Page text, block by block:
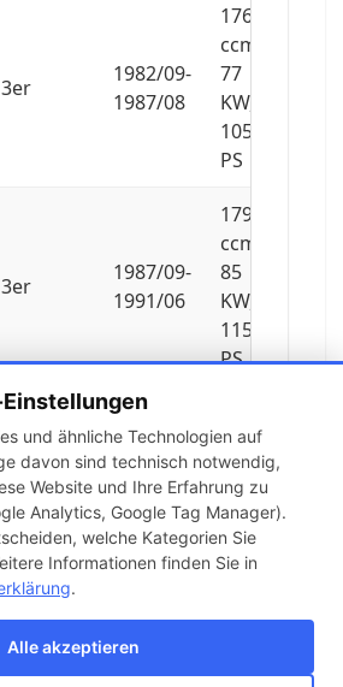
und ähnliche Technologien auf
davon sind technisch notwendig,
Website und Ihre Erfahrung zu
Analytics, Google Tag Manager).
welche Kategorien Sie
Informationen finden Sie in
.
Alle akzeptieren
3er
1982/09-
1987/08
1766
ccm,
77
KW,
105
PS
3er
1987/09-
1991/06
1796
ccm,
85
KW,
115
PS
3er
1984/12-
1988/08
ccm,
75
KW,
102
PS